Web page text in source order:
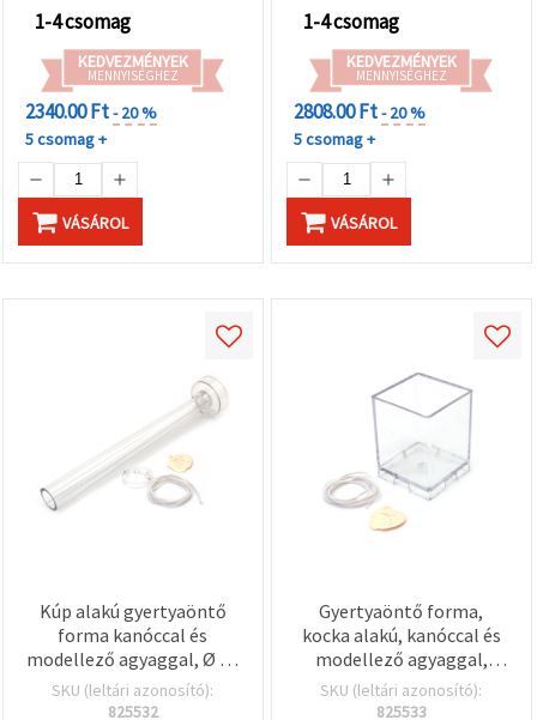
1-4 csomag
KEDVEZMÉNYEK
MENNYISÉGHEZ
2340.00 Ft- 20 %
5 csomag +
VÁSÁROL
1-4 csomag
KEDVEZMÉNYEK
MENNYISÉGHEZ
2808.00 Ft- 20 %
5 csomag +
VÁSÁROL
Kúp alakú gyertyaöntő
forma kanóccal és
modellező agyaggal, Ø 22
x 250 mm
SKU (leltári azonosító):
825532
Gyertyaöntő forma,
kocka alakú, kanóccal és
modellező agyaggal,
60×60×75 mm
SKU (leltári azonosító):
825533